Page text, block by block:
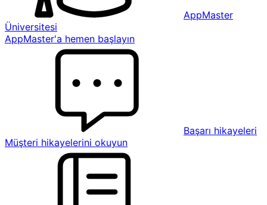
AppMaster
Üniversitesi
AppMaster'a hemen başlayın
Başarı hikayeleri
Müşteri hikayelerini okuyun